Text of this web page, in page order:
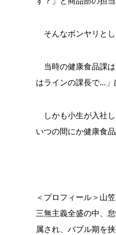
そんなボンヤリと
当時の健康食品課
はラインの課長で…」
しかも小生が入社し
いつの間にか健康食
＜プロフィール＞山
三無主義全盛の中、
属され、バブル期を